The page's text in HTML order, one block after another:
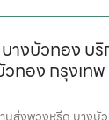
างบัวทอง บ
ทอง กรุงเทพ